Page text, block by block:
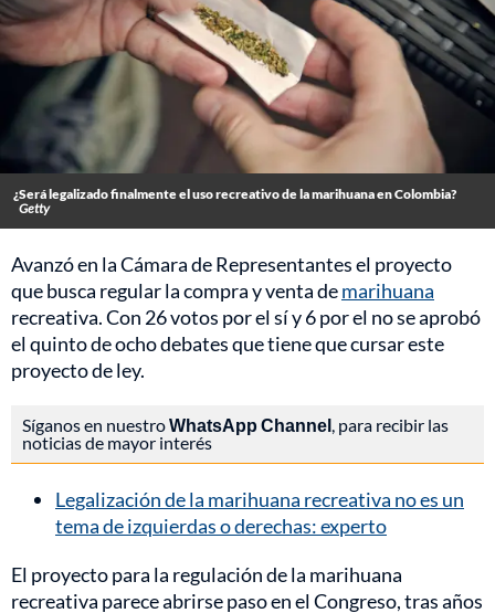
¿Será legalizado finalmente el uso recreativo de la marihuana en Colombia?
Getty
Avanzó en la Cámara de Representantes el proyecto
que busca regular la compra y venta demarihuana
recreativa. Con 26 votos por el sí y 6 por el no se aprobó
el quinto de ocho debates que tiene que cursar este
proyecto de ley.
Síganos en nuestroWhatsApp Channel, para recibir las
noticias de mayor interés
Legalización de la marihuana recreativa no es un
tema de izquierdas o derechas: experto
El proyecto para la regulación de la marihuana
recreativa parece abrirse paso en el Congreso, tras años